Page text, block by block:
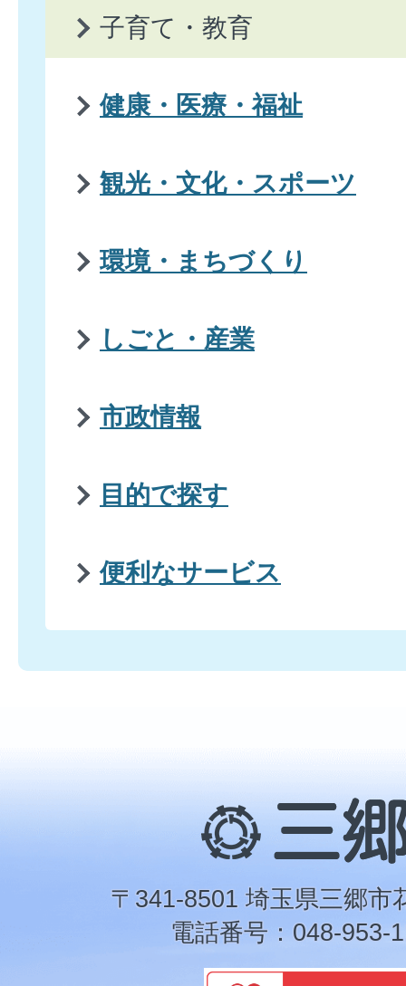
子育て・教育
健康・医療・福祉
観光・文化・スポーツ
環境・まちづくり
しごと・産業
市政情報
目的で探す
便利なサービス
三
郷
市
〒341-8501 埼玉県三郷市
電話番号：048-953-